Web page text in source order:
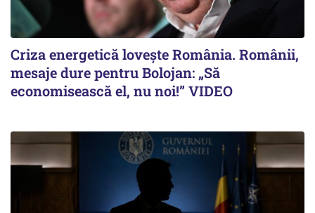
Criza energetică lovește România. Românii,
mesaje dure pentru Bolojan: „Să
economisească el, nu noi!” VIDEO